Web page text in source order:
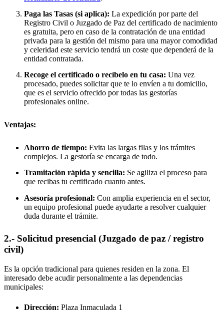
Paga las Tasas (si aplica): La expedición por parte del
Registro Civil o Juzgado de Paz del certificado de nacimiento
es gratuita, pero en caso de la contratación de una entidad
privada para la gestión del mismo para una mayor comodidad
y celeridad este servicio tendrá un coste que dependerá de la
entidad contratada.
Recoge el certificado o recíbelo en tu casa: Una vez
procesado, puedes solicitar que te lo envíen a tu domicilio,
que es el servicio ofrecido por todas las gestorías
profesionales online.
Ventajas:
Ahorro de tiempo: Evita las largas filas y los trámites
complejos. La gestoría se encarga de todo.
Tramitación rápida y sencilla: Se agiliza el proceso para
que recibas tu certificado cuanto antes.
Asesoría profesional: Con amplia experiencia en el sector,
un equipo profesional puede ayudarte a resolver cualquier
duda durante el trámite.
2.- Solicitud presencial (Juzgado de paz / registro
civil)
Es la opción tradicional para quienes residen en la zona. El
interesado debe acudir personalmente a las dependencias
municipales:
Dirección: Plaza Inmaculada 1